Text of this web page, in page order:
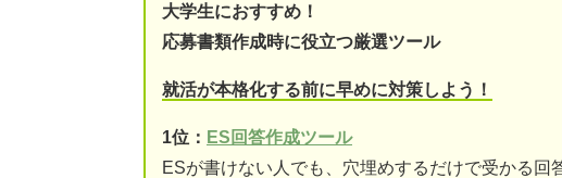
大学生におすすめ！
応募書類作成時に役立つ厳選ツール
就活が本格化する前に早めに対策しよう！
1位： ES回答作成ツール
ESが書けない人でも、穴埋めするだけで受かる回